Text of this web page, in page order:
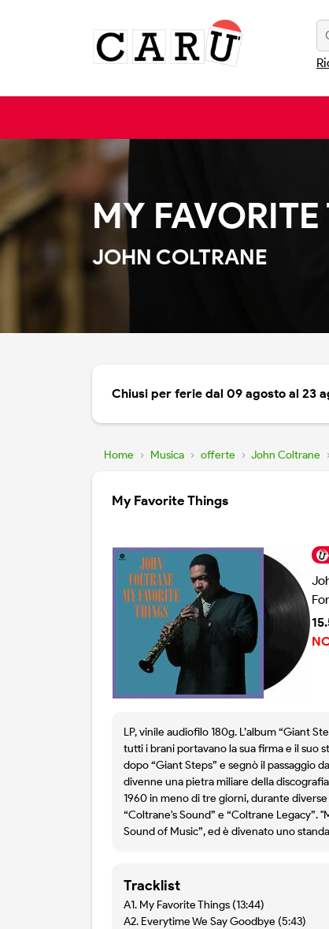
MY
JOHN COLTRANE
Chiusi per ferie dal 09 agosto al 23
Home › Musica › offerte › John Coltrane ›
My Favorite Things
LP, vinile audiofilo 180g. L’album “Giant
tutti i brani portavano la sua firma e il suo
dopo “Giant Steps” e segnò il passaggio
divenne una pietra miliare della
1960 in meno di tre giorni, durante
“Coltrane's Sound” e “Coltrane Legacy”.
Sound of Music”, ed è divenato uno
Tracklist
A1. My Favorite Things (13:44)
A2. Everytime We Say Goodbye (5:43)